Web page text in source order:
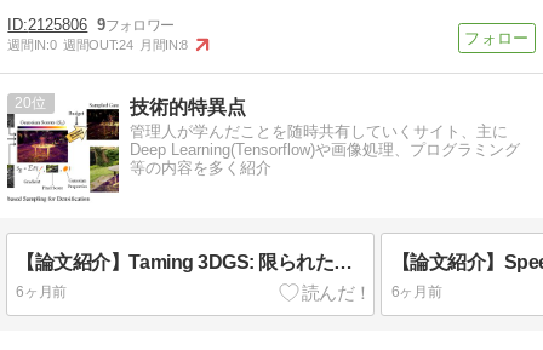
2125806 9
週間IN:0 週間OUT:24 月間IN:8
20 技術的特異点
管理人が学んだことを随時共有していくサイト、主に
Deep Learning(Tensorflow)や画像処理、プログラミング
等の内容を多く紹介
【論文紹介】Taming 3DGS: 限られたリソースで高品質な3D Gaussian Splattingを実現する手法
6ヶ月前 6ヶ月前